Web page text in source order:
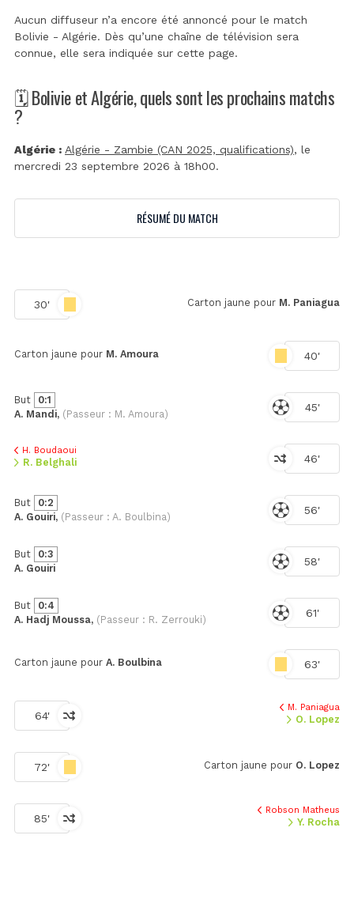
Aucun diffuseur n’a encore été annoncé pour le match
Bolivie - Algérie. Dès qu’une chaîne de télévision sera
connue, elle sera indiquée sur cette page.
🗓️ Bolivie et Algérie, quels sont les prochains matchs
?
Algérie : Algérie - Zambie (CAN 2025, qualifications), le
mercredi 23 septembre 2026 à 18h00.
RÉSUMÉ DU MATCH
30' Carton jaune pour M. Paniagua
40'
Carton jaune pour M. Amoura
45'
But
0:1
A. Mandi, (Passeur : M. Amoura)
46'
H. Boudaoui
R. Belghali
56'
But
0:2
A. Gouiri, (Passeur : A. Boulbina)
58'
But
0:3
A. Gouiri
61'
But
0:4
A. Hadj Moussa, (Passeur : R. Zerrouki)
63'
Carton jaune pour A. Boulbina
64'
M. Paniagua
O. Lopez
72' Carton jaune pour O. Lopez
85'
Robson Matheus
Y. Rocha